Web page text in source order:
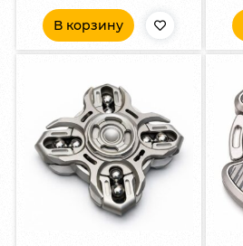
В корзину